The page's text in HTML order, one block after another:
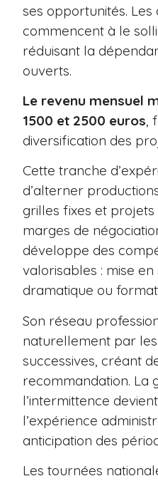
ses opportunités.
commencent à le
réduisant la
ouverts.
Le revenu mensuel
1500 et 2500 euros,
diversification des
Cette tranche
d’alterner
grilles fixes et
marges de
développe des
valorisables : mise
dramatique ou
Son réseau
naturellement par
successives, créant
recommandation. La
l’intermittence
l’expérience
anticipation des
Les tournées